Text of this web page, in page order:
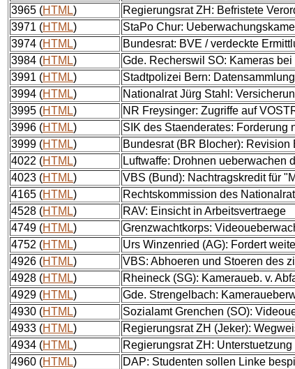
3965 (HTML)
Regierungsrat ZH: Befristete
3971 (HTML)
StaPo Chur:
3974 (HTML)
Bundesrat: BVE / verdeckte
3984 (HTML)
Gde. Recherswil SO: Kameras bei
3991 (HTML)
Stadtpolizei Bern:
3994 (HTML)
Nationalrat Jürg Stahl:
3995 (HTML)
NR Freysinger: Zugriffe auf
3996 (HTML)
SIK des Staenderates: Forderung
3999 (HTML)
Bundesrat (BR Blocher): Revision
4022 (HTML)
Luftwaffe: Drohnen ueberwachen
4023 (HTML)
VBS (Bund): Nachtragskredit für
4165 (HTML)
Rechtskommission des
4528 (HTML)
RAV: Einsicht in Arbeitsvertraege
4749 (HTML)
Grenzwachtkorps:
4752 (HTML)
Urs Winzenried (AG): Fordert
4926 (HTML)
VBS: Abhoeren und Stoeren des
4928 (HTML)
Rheineck (SG): Kameraueb. v.
4929 (HTML)
Gde. Strengelbach:
4930 (HTML)
Sozialamt Grenchen (SO):
4933 (HTML)
Regierungsrat ZH (Jeker):
4934 (HTML)
Regierungsrat ZH:
4960 (HTML) DAP: Studenten sollen Linke